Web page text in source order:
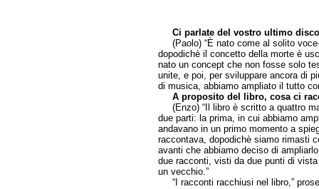
Ci parlate del vostro ultimo
(Paolo) “È nato come al solito
dopodichè il concetto della morte è
nato un concept che non fosse solo
unite, e poi, per sviluppare ancora di
di musica, abbiamo ampliato il tutto
A proposito del libro, cosa ci
(Enzo) “Il libro è scritto a quattro
due parti: la prima, in cui abbiamo
andavano in un primo momento a
raccontava, dopodichè siamo rimasti
avanti che abbiamo deciso di
due racconti, visti da due punti di
un vecchio.”
“I racconti racchiusi nel libro,”